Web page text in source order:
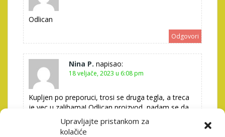
Upravljajte pristankom za
kolačiće
Odlican
Odgovori
Nina P. napisao:
18 veljače, 2023 u 6:08 pm
Kupljen po preporuci, trosi se druga tegla, a treca
je vec u zalihama! Odlican proizvod, nadam se da
ce pomoci oko dizanja imuniteta!